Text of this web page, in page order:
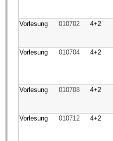
Vorlesung
010702 4+2
Vorlesung
010704 4+2
Vorlesung
010708 4+2
Vorlesung
010712 4+2